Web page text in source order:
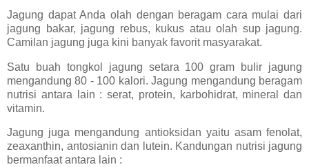
Jagung dapat Anda olah dengan beragam cara mulai dari
jagung bakar, jagung rebus, kukus atau olah sup jagung.
Camilan jagung juga kini banyak favorit masyarakat.
Satu buah tongkol jagung setara 100 gram bulir jagung
mengandung 80 - 100 kalori. Jagung mengandung beragam
nutrisi antara lain : serat, protein, karbohidrat, mineral dan
vitamin.
Jagung juga mengandung antioksidan yaitu asam fenolat,
zeaxanthin, antosianin dan lutein. Kandungan nutrisi jagung
bermanfaat antara lain :